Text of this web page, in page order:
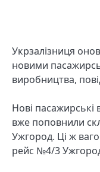
Укрзалізниця
новими
виробництва,
Нові пасажирські
вже поповнили
Ужгород. Ці ж
рейс №4/3